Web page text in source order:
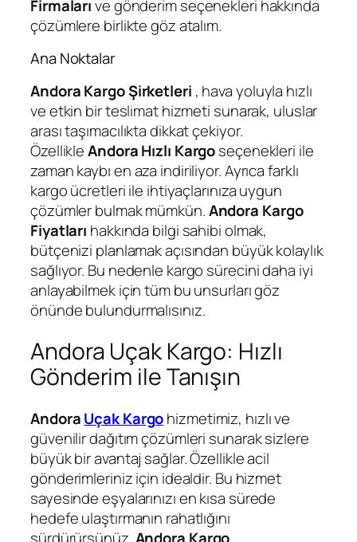
Firmalarıve gönderim seçenekleri hakkında
çözümlere birlikte göz atalım.
Ana Noktalar
Andora Kargo Şirketleri , hava yoluyla hızlı
ve etkin bir teslimat hizmeti sunarak, uluslar
arası taşımacılıkta dikkat çekiyor.
ÖzellikleAndora Hızlı Kargoseçenekleri ile
zaman kaybı en aza indiriliyor. Ayrıca farklı
kargo ücretleri ile ihtiyaçlarınıza uygun
çözümler bulmak mümkün.Andora Kargo
Fiyatları hakkında bilgi sahibi olmak,
bütçenizi planlamak açısından büyük kolaylık
sağlıyor. Bu nedenle kargo sürecini daha iyi
anlayabilmek için tüm bu unsurları göz
önünde bulundurmalısınız.
Andora Uçak Kargo: Hızlı
Gönderim ile Tanışın
AndoraUçak Kargohizmetimiz, hızlı ve
güvenilir dağıtım çözümleri sunarak sizlere
büyük bir avantaj sağlar. Özellikle acil
gönderimleriniz için idealdir. Bu hizmet
sayesinde eşyalarınızı en kısa sürede
hedefe ulaştırmanın rahatlığını